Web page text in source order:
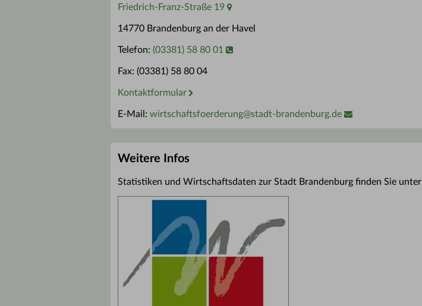
Friedrich-Franz-Straße 19
14770 Brandenburg an der Havel
Telefon: (03381) 58 80 01
Fax: (03381) 58 80 04
Kontaktformular
E-Mail: wirtschaftsfoerderung@stadt-brandenburg.de
Weitere Infos
Statistiken und Wirtschaftsdaten zur Stadt Brandenburg finden Sie unter